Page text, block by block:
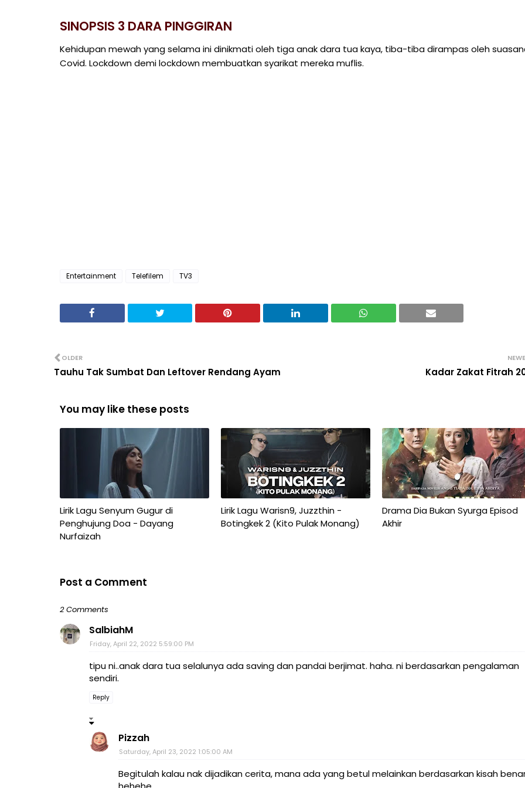
SINOPSIS 3 DARA PINGGIRAN
Kehidupan mewah yang selama ini dinikmati oleh tiga anak dara tua kaya, tiba-tiba dirampas oleh
Covid. Lockdown demi lockdown membuatkan syarikat mereka muflis.
Entertainment Telefilem TV3
Kadar Zakat Fitrah
OLDER
Tauhu Tak Sumbat Dan Leftover Rendang Ayam
You may like these posts
Lirik Lagu Senyum Gugur di
Penghujung Doa - Dayang
Nurfaizah
Lirik Lagu Warisn9, Juzzthin -
Botingkek 2 (Kito Pulak Monang)
Drama Dia Bukan Syurga Episod
Akhir
Post a Comment
2 Comments
SalbiahM
Friday, April 22, 2022 5:59:00 PM
tipu ni..anak dara tua selalunya ada saving dan pandai berjimat. haha. ni berdasarkan pengalaman
sendiri.
Reply
Pizzah
Saturday, April 23, 2022 1:05:00 AM
Begitulah kalau nak dijadikan cerita, mana ada yang betul melainkan berdasarkan kisah